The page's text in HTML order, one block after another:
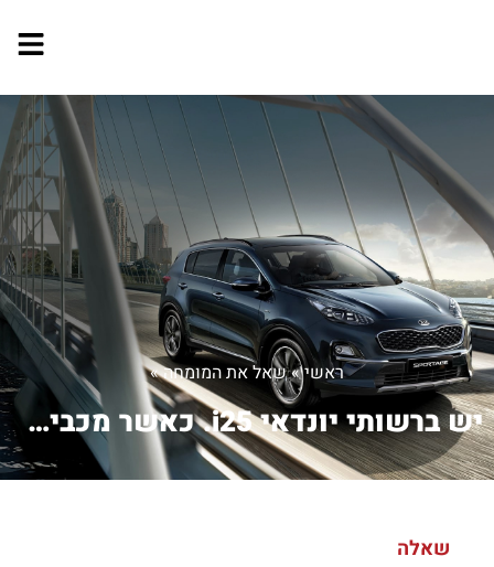
ראשי»שאל את המומחה»
יש ברשותי יונדאי i25. כאשר מכבים את מ...
שאלה